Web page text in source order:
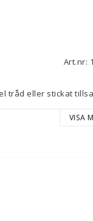
Art.nr:
tråd eller stickat
som kan stickas VISA